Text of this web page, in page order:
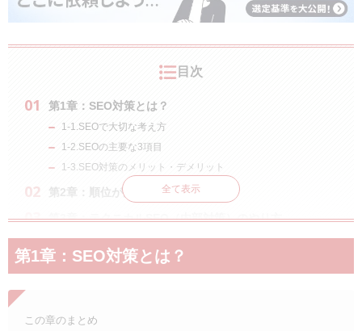
目次
第1章：SEO対策とは？
1-1.SEOで大切な考え方
1-2.SEOの主要な3項目
1-3.SEO対策のメリット・デメリット
第2章：順位が決定する仕組み
第3章：テクニカルSEO（内部対策）のやり方
3-1.Webサイトが表示されるようにする
3-2.クローラビリティの向上
ンテンツSEO）
全て表示
第1章：SEO対策とは？
この章のまとめ